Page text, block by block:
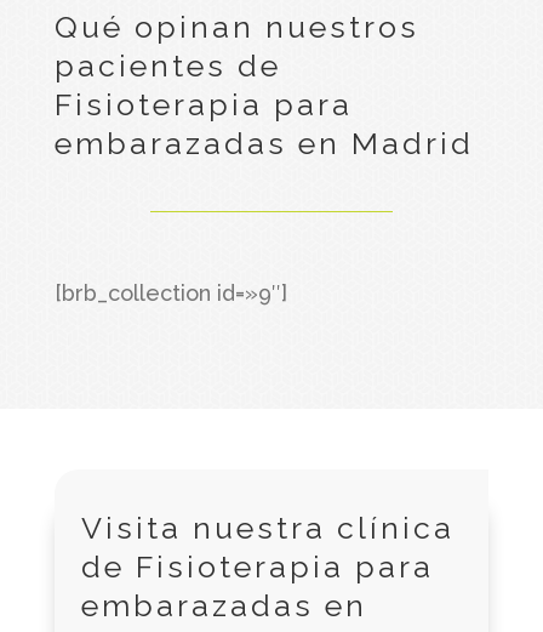
Qué opinan nuestros
pacientes de
Fisioterapia para
embarazadas en Madrid
[brb_collection id=»9″]
Visita nuestra clínica
de Fisioterapia para
embarazadas en